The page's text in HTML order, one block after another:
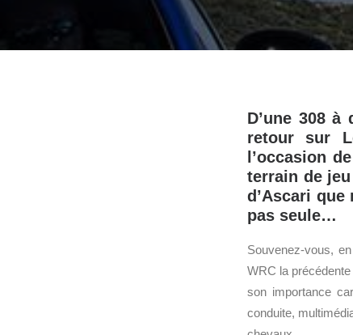
D’une 308
retour sur
l’occasion
terrain de
d’Ascari
pas seule…
Souvenez-vous,
WRC la
son importance
conduite,